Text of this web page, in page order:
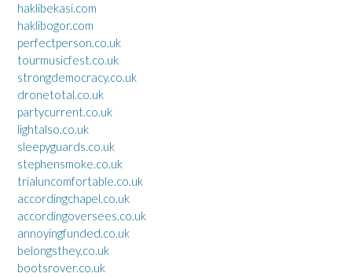
haklibekasi.com
haklibogor.com
perfectperson.co.uk
tourmusicfest.co.uk
strongdemocracy.co.uk
dronetotal.co.uk
partycurrent.co.uk
lightalso.co.uk
sleepyguards.co.uk
stephensmoke.co.uk
trialuncomfortable.co.uk
accordingchapel.co.uk
accordingoversees.co.uk
annoyingfunded.co.uk
belongsthey.co.uk
bootsrover.co.uk